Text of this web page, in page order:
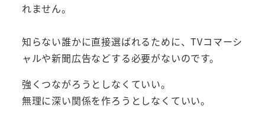
れません。
知らない誰かに直接選ばれるために、TVコマーシ
ャルや新聞広告などする必要がないのです。
強くつながろうとしなくていい。
無理に深い関係を作ろうとしなくていい。